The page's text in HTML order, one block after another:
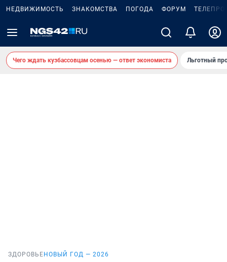
НЕДВИЖИМОСТЬ ЗНАКОМСТВА ПОГОДА ФОРУМ
Чего ждать кузбассовцам осенью — ответ экономиста Льготный
ЗДОРОВЬЕ НОВЫЙ ГОД — 2026